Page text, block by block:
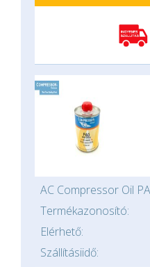
AC Compressor Oil
Termékazonosító:
Elérhető:
Szállításiidő: